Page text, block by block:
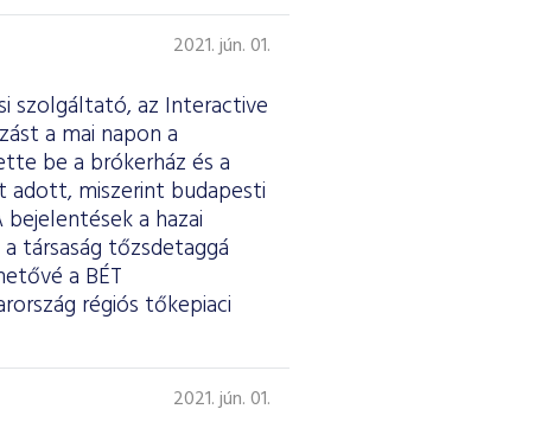
2021. jún. 01.
szolgáltató, az Interactive
a mai napon a
be a brókerház és a
adott, miszerint budapesti
a hazai
társaság tőzsdetaggá
a BÉT
régiós tőkepiaci
2021. jún. 01.